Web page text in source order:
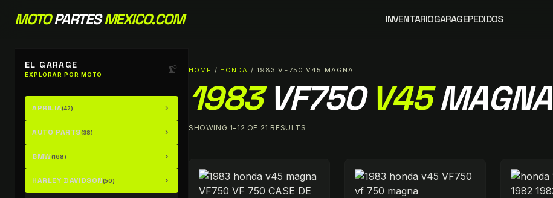
MOTOPARTESMEXICO.COM INVENTARIOGARAGEPEDIDOS
EL GARAGE
EXPLORAR POR MOTO precision_manufacturing
APRILIA(42) chevron_right
AUTO PARTS(38) chevron_right
BMW(168) chevron_right
HARLEY DAVIDSON(50) chevron_right
HOME / HONDA / 1983 VF750 V45 MAGNA
1983 VF750 V45 MAGNA
SHOWING 1–12 OF 21 RESULTS